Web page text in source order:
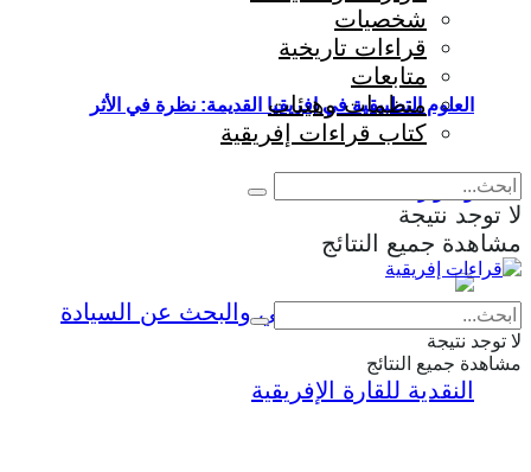
العلوم التطبيقية في إفريقيا القديمة: نظرة في الأثر
والمؤثرات
شخصيات
قراءات تاريخية
متابعات
منظمات وهيئات
كتاب قراءات إفريقية
لا توجد نتيجة
مشاهدة جميع النتائج
لا توجد نتيجة
مشاهدة جميع النتائج